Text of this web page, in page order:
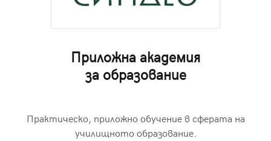
Приложна академия
за образование
Практическо, приложно обучение в сферата на
училищното образование.